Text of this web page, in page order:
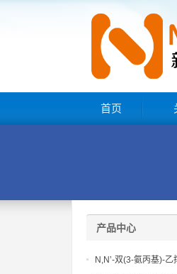
首页
产品中心
N,N’-双(3-氨丙基)-